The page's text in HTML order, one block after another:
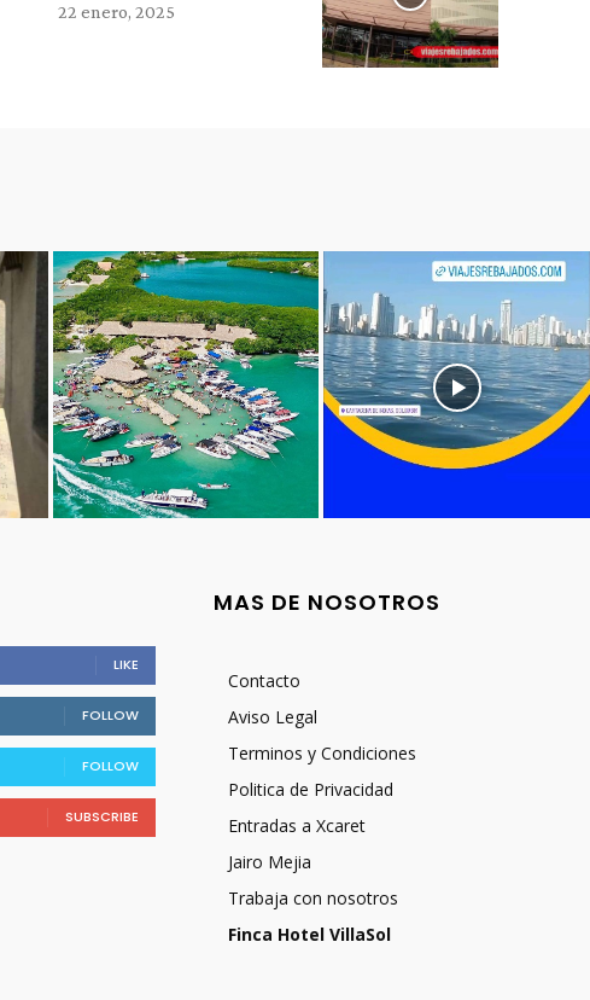
22 enero, 2025
LIKE
FOLLOW
FOLLOW
SUBSCRIBE
MAS DE NOSOTROS
Contacto
Aviso Legal
Terminos y Condiciones
Politica de Privacidad
Entradas a Xcaret
Jairo Mejia
Trabaja con nosotros
Finca Hotel VillaSol